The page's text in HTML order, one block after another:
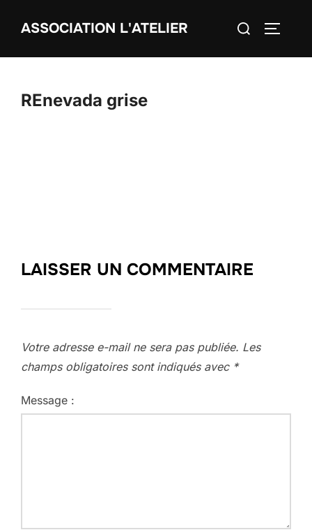
ASSOCIATION L'ATELIER Rechercher :
REnevada grise
LAISSER UN COMMENTAIRE
Votre adresse e-mail ne sera pas publiée. Les
champs obligatoires sont indiqués avec *
Message :